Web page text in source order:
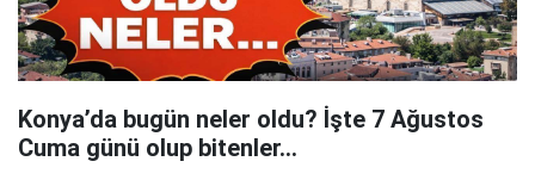
Konya’da bugün neler oldu? İşte 7 Ağustos
Cuma günü olup bitenler…